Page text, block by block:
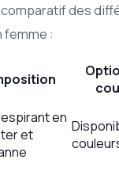
comparatif des
femme :
en
et